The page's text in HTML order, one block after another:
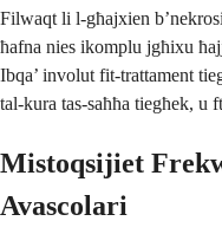
Filwaqt li l-għajxien
ħafna nies ikomplu jgħixu
Ibqa’ involut fit-trattament
tal-kura tas-saħħa tiegħek, u
Mistoqsijiet
Avascolari